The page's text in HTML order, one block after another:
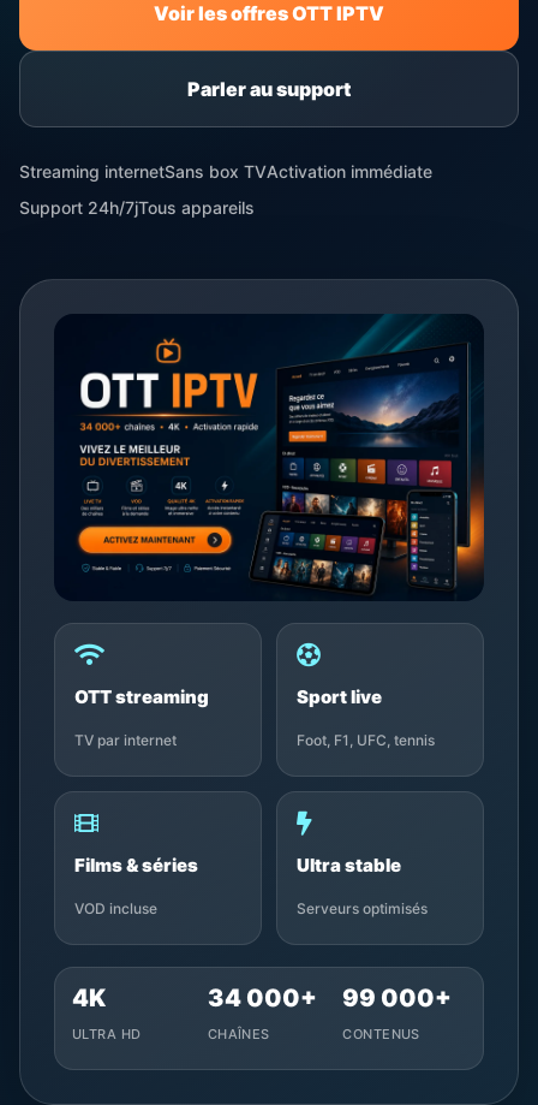
Voir les offres OTT IPTV
Parler au support
Streaming internetSans box TVActivation immédiate
Support 24h/7jTous appareils
OTT streaming
TV par internet
Sport live
Foot, F1, UFC, tennis
Films & séries
VOD incluse
Ultra stable
Serveurs optimisés
4K
ULTRA HD
34 000+
CHAÎNES
99 000+
CONTENUS